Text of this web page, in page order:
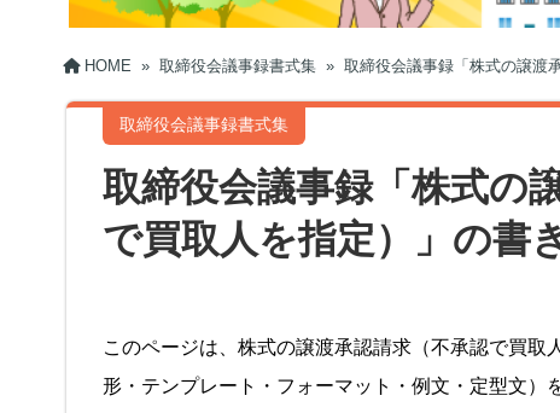
HOME » 取締役会議事録書式集 » 取締役会議事録「株式の譲渡
取締役会議事録書式集
取締役会議事録「株式の
で買取人を指定）」の書
このページは、株式の譲渡承認請求（不承認で買
形・テンプレート・フォーマット・例文・定型文）